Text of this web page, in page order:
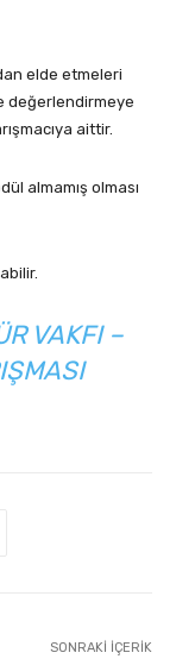
elde etmeleri
değerlendirmeye
aittir.
almamış olması
VAKFI –
SONRAKI İÇERIK